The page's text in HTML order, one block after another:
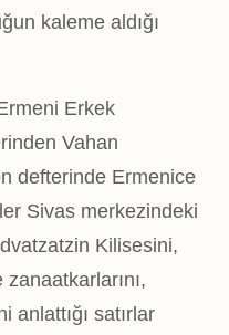
kaleme aldığı
Erkek
Vahan
defterinde Ermenice
Sivas merkezindeki
Kilisesini,
zanaatkarlarını,
anlattığı satırlar